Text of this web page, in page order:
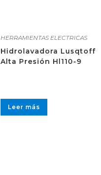
HERRAMIENTAS ELECTRICAS
Hidrolavadora Lusqtoff
Alta Presión Hl110-9
Leer más